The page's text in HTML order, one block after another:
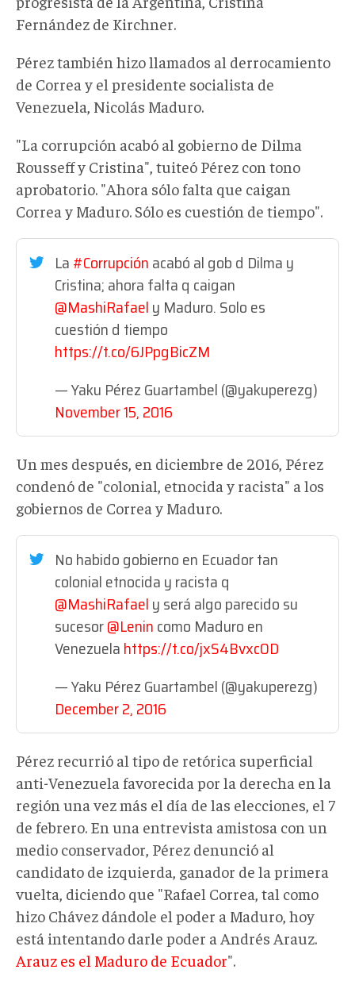
Fernández de Kirchner.
Pérez también hizo llamados al derrocamiento
de Correa y el presidente socialista de
Venezuela, Nicolás Maduro.
"La corrupción acabó al gobierno de Dilma
Rousseff y Cristina", tuiteó Pérez con tono
aprobatorio. "Ahora sólo falta que caigan
Correa y Maduro. Sólo es cuestión de tiempo".
La#Corrupciónacabó al gob d Dilma y
Cristina; ahora falta q caigan
@MashiRafaely Maduro. Solo es
cuestión d tiempo
https://t.co/6JPpgBicZM
— Yaku Pérez Guartambel (@yakuperezg)
November 15, 2016
Un mes después, en diciembre de 2016, Pérez
condenó de "colonial, etnocida y racista" a los
gobiernos de Correa y Maduro.
No habido gobierno en Ecuador tan
colonial etnocida y racista q
@MashiRafaely será algo parecido su
sucesor@Lenincomo Maduro en
Venezuelahttps://t.co/jxS4BvxcOD
— Yaku Pérez Guartambel (@yakuperezg)
December 2, 2016
Pérez recurrió al tipo de retórica superficial
anti-Venezuela favorecida por la derecha en la
región una vez más el día de las elecciones, el 7
de febrero. En una entrevista amistosa con un
medio conservador, Pérez denunció al
candidato de izquierda, ganador de la primera
vuelta, diciendo que "Rafael Correa, tal como
hizo Chávez dándole el poder a Maduro, hoy
está intentando darle poder a Andrés Arauz.
Arauz es el Maduro de Ecuador".